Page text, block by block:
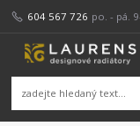
604 567 726 po. - pá.